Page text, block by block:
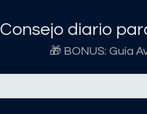
Consejo diario
🎁 BONUS: Guía